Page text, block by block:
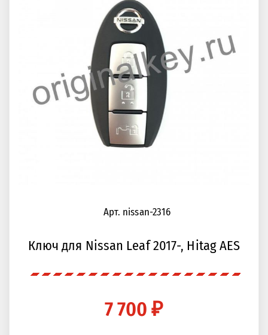
Арт. nissan-2316
Ключ для Nissan Leaf 2017-, Hitag AES
7 700 ₽